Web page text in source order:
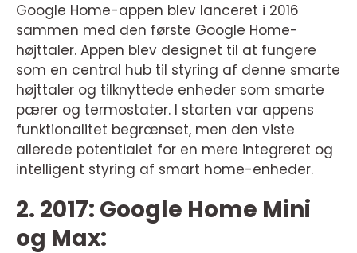
Google Home-appen blev lanceret i 2016
sammen med den første Google Home-
højttaler. Appen blev designet til at fungere
som en central hub til styring af denne smarte
højttaler og tilknyttede enheder som smarte
pærer og termostater. I starten var appens
funktionalitet begrænset, men den viste
allerede potentialet for en mere integreret og
intelligent styring af smart home-enheder.
2. 2017: Google Home Mini
og Max: